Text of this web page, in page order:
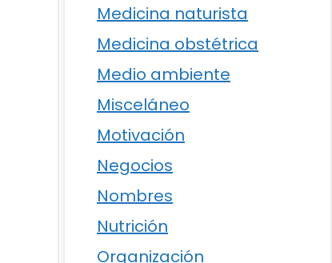
Medicina naturista
Medicina obstétrica
Medio ambiente
Misceláneo
Motivación
Negocios
Nombres
Nutrición
Organización